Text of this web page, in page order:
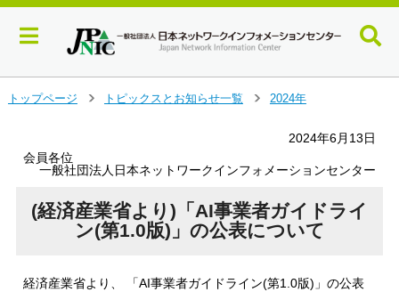
トップページ
トピックスとお知らせ一覧
2024年
2024年6月13日
会員各位
一般社団法人日本ネットワークインフォメーションセンター
(経済産業省より)「AI事業者ガイドライ
ン(第1.0版)」の公表について
経済産業省より、 「AI事業者ガイドライン(第1.0版)」の公表